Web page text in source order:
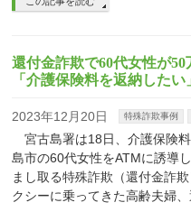
還付金詐欺で60代女性が
「介護保険料を返納した
2023年12月20日 特殊詐欺事例
宮古島署は18日、介護保険
島市の60代女性をATMに誘導
まし取る特殊詐欺（還付金詐
クシーに乗ってきた高齢夫婦